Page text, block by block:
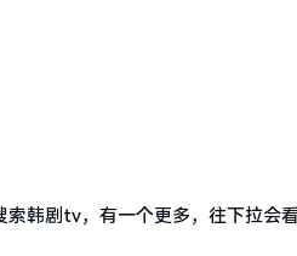
韩剧tv，有一个更多，往下拉会